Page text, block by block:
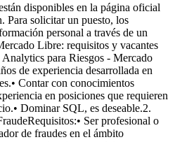
disponibles en la página oficial
solicitar un puesto, los
personal a través de un
Libre: requisitos y vacantes
para Riesgos - Mercado
de experiencia desarrollada en
Contar con conocimientos
en posiciones que requieren
Dominar SQL, es deseable.2.
Ser profesional o
de fraudes en el ámbito